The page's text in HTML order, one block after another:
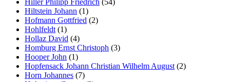
Hiltstein Johann (1)
Hofmann Gottfried (2)
Hohlfeldt (1)
Hollaz David (4)
Homburg Ernst Christoph (3)
Hooper John (1)
Hopfensack Johann Christian Wilhelm August (2)
Horn Johannes (7)